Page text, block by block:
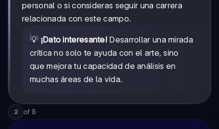
personal o si consideras seguir una carrera
relacionada con este campo.
💡 ¡Dato interesante! Desarrollar una mirada
crítica no solo te ayuda con el arte, sino
que mejora tu capacidad de análisis en
muchas áreas de la vida.
2 of 8